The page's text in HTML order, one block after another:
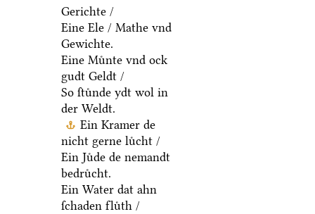
Gerichte /
Eine Ele / Mathe vnd
Gewichte.
Eine Muͤnte vnd ock
gudt Geldt /
So ſtuͤnde ydt wol in
der Weldt.
Ein Kramer de
nicht gerne luͤcht /
Ein Juͤde de nemandt
bedruͤcht.
Ein Water dat ahn
ſchaden fluͤth /